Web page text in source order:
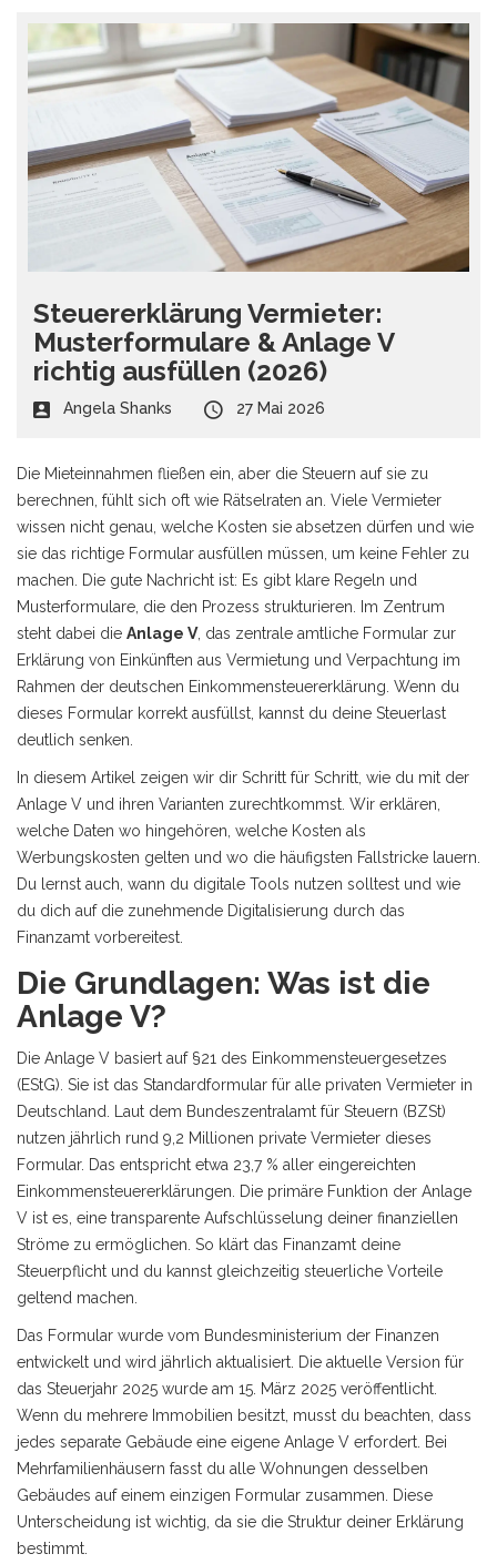
Steuererklärung Vermieter:
Musterformulare & Anlage V
richtig ausfüllen (2026)
Angela Shanks 27 Mai 2026
Die Mieteinnahmen fließen ein, aber die Steuern auf sie zu
berechnen, fühlt sich oft wie Rätselraten an. Viele Vermieter
wissen nicht genau, welche Kosten sie absetzen dürfen und wie
sie das richtige Formular ausfüllen müssen, um keine Fehler zu
machen. Die gute Nachricht ist: Es gibt klare Regeln und
Musterformulare, die den Prozess strukturieren. Im Zentrum
steht dabei die Anlage V, das zentrale amtliche Formular zur
Erklärung von Einkünften aus Vermietung und Verpachtung im
Rahmen der deutschen Einkommensteuererklärung Wenn du
dieses Formular korrekt ausfüllst, kannst du deine Steuerlast
deutlich senken.
In diesem Artikel zeigen wir dir Schritt für Schritt, wie du mit der
Anlage V und ihren Varianten zurechtkommst. Wir erklären,
welche Daten wo hingehören, welche Kosten als
Werbungskosten gelten und wo die häufigsten Fallstricke lauern.
Du lernst auch, wann du digitale Tools nutzen solltest und wie
du dich auf die zunehmende Digitalisierung durch das
Finanzamt vorbereitest.
Die Grundlagen: Was ist die
Anlage V?
Die Anlage V basiert auf §21 des Einkommensteuergesetzes
(EStG). Sie ist das Standardformular für alle privaten Vermieter in
Deutschland. Laut dem Bundeszentralamt für Steuern (BZSt)
nutzen jährlich rund 9,2 Millionen private Vermieter dieses
Formular. Das entspricht etwa 23,7 % aller eingereichten
Einkommensteuererklärungen. Die primäre Funktion der Anlage
V ist es, eine transparente Aufschlüsselung deiner finanziellen
Ströme zu ermöglichen. So klärt das Finanzamt deine
Steuerpflicht und du kannst gleichzeitig steuerliche Vorteile
geltend machen.
Das Formular wurde vom Bundesministerium der Finanzen
entwickelt und wird jährlich aktualisiert. Die aktuelle Version für
das Steuerjahr 2025 wurde am 15. März 2025 veröffentlicht.
Wenn du mehrere Immobilien besitzt, musst du beachten, dass
jedes separate Gebäude eine eigene Anlage V erfordert. Bei
Mehrfamilienhäusern fasst du alle Wohnungen desselben
Gebäudes auf einem einzigen Formular zusammen. Diese
Unterscheidung ist wichtig, da sie die Struktur deiner Erklärung
bestimmt.